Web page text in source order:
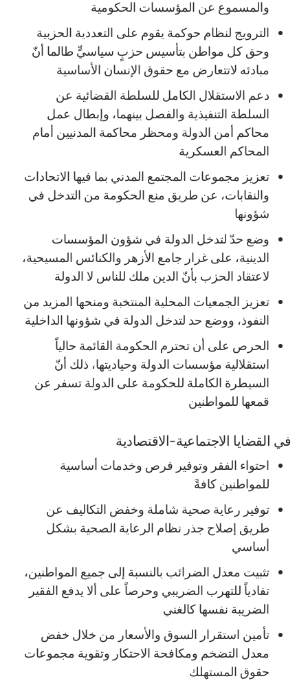
والمسموع عن المؤسسات الحكومية
الترويج لنظام حوكمة يقوم على التعددية الحزبية
وحق كل مواطن بتأسيس حزبٍ سياسيٍّ طالما أنّ
مبادئه لاتتعارض مع حقوق الإنسان الأساسية
دعم الاستقلال الكامل للسلطة القضائية عن
السلطة التنفيذية والفصل بينهما، وإبطال عمل
محاكم أمن الدولة ومحظر محاكمة المدنيين أمام
المحاكم العسكرية
تعزيز مجموعات المجتمع المدني بما فيها الاتحادات
والنقابات، عن طريق منع الحكومة من التدخل في
شؤونها
وضع حدّ لتدخل الدولة في شؤون المؤسسات
الدينية، على غرار جامع الأزهر والكنائس المسيحية،
لاعتقاد الحزب بأنّ الدين ملك للناس لا الدولة
تعزيز الجمعيات المحلية المنتخبة ومنحها المزيد من
النفوذ، ووضع حد لتدخل الدولة في شؤونها الداخلية
الحرص على أن تحترم الحكومة القائمة حالياً
استقلالية مؤسسات الدولة وحياديتها، ذلك أنّ
السيطرة الكاملة للحكومة على الدولة تسفر عن
قمعها للمواطنين
في القضايا الاجتماعية-الاقتصادية
احتواء الفقر وتوفير فرص وخدمات أساسية
للمواطنين كافةً
توفير رعاية صحية شاملة وخفض التكاليف عن
طريق إصلاح جذر نظام الرعاية الصحية بشكل
أساسي
تثبيت معدل الضرائب بالنسبة إلى جميع المواطنين،
تفادياً للتهرب الضريبي وحرصاً على ألا يدفع الفقير
الضريبة نفسها كالغني
تأمين استقرار السوق والأسعار من خلال خفض
معدل التضخم ومكافحة الاحتكار وتقوية مجموعات
حقوق المستهلك